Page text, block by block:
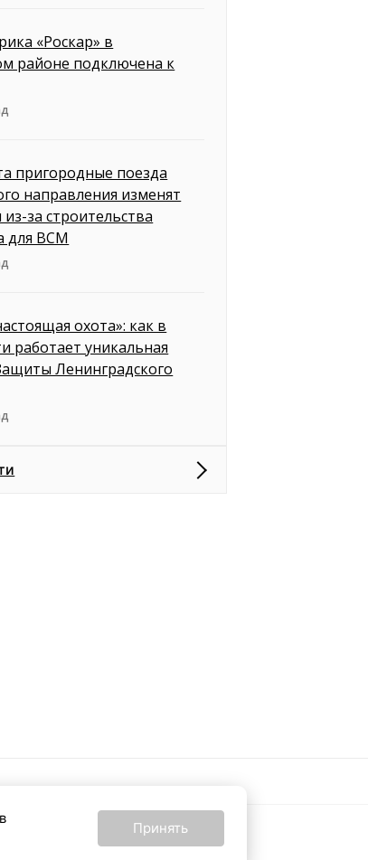
«Роскар» в
районе подключена к
пригородные поезда
направления изменят
за строительства
для ВСМ
охота»: как в
работает уникальная
Ленинградского
февраля Все материалы на 16+
Принять